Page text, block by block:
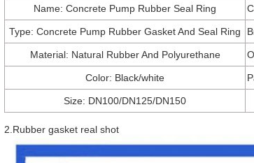
Name: Concrete Pump Rubber Seal Ring
Type: Concrete Pump Rubber Gasket And Seal Ring
Material: Natural Rubber And Polyurethane
Color: Black/white
Size: DN100/DN125/DN150
2.Rubber gasket real shot